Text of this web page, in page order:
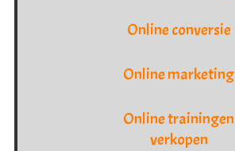
Online conversie
Online marketing
Online trainingen
verkopen